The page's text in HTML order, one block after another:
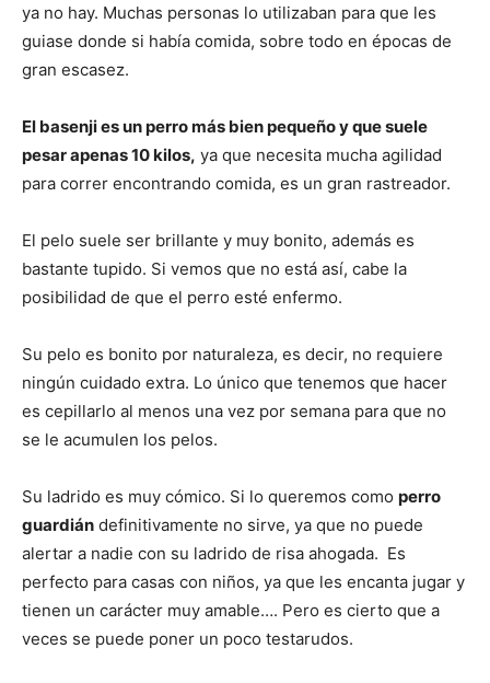
Fotos
de
Cachorros
ya no hay. Muchas personas lo utilizaban para que les
guiase donde si había comida, sobre todo en épocas de
gran escasez.
El basenji es un perro más bien pequeño y que suele
pesar apenas 10 kilos, ya que necesita mucha agilidad
para correr encontrando comida, es un gran rastreador.
El pelo suele ser brillante y muy bonito, además es
bastante tupido. Si vemos que no está así, cabe la
posibilidad de que el perro esté enfermo.
Su pelo es bonito por naturaleza, es decir, no requiere
ningún cuidado extra. Lo único que tenemos que hacer
es cepillarlo al menos una vez por semana para que no
se le acumulen los pelos.
Su ladrido es muy cómico. Si lo queremos como perro
guardián definitivamente no sirve, ya que no puede
alertar a nadie con su ladrido de risa ahogada. Es
perfecto para casas con niños, ya que les encanta jugar y
tienen un carácter muy amable…. Pero es cierto que a
veces se puede poner un poco testarudos.